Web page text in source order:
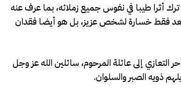
ترك أثرا طيبا في نفوس جميع زملائه، بما عرف عنه
يعد فقط خسارة لشخص عزيز، بل هو أيضا فقدان
التعازي إلى عائلة المرحوم، سائلين الله عز وجل
ذويه الصبر والسلوان.